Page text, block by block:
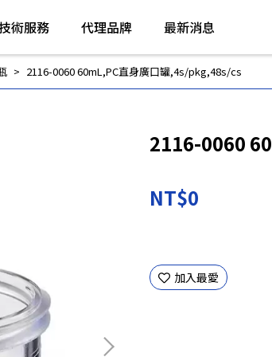
術服務 代理品牌 最新消息
2116-0060 60mL,PC直身廣口罐,4s/pkg,48s/cs
2116-0060
NT$0
加入最愛